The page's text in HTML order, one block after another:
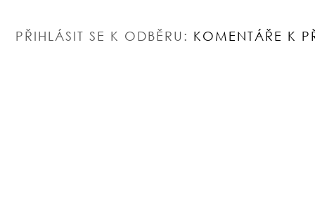
PŘIHLÁSIT SE K ODBĚRU: KOMENTÁŘE K